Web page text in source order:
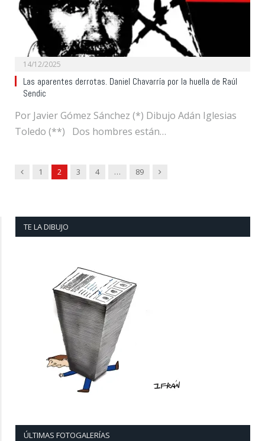
14/12/2025
Las aparentes derrotas. Daniel Chavarría por la huella de Raúl
Sendic
Por Javier Gómez Sánchez (*) Dibujo Adán Iglesias
Toledo (**) Dos hombres están…
Previous
1 2 3 4 … 89 Next
TE LA DIBUJO
ÚLTIMAS FOTOGALERÍAS